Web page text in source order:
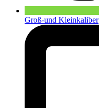
Groß-und Kleinkaliber